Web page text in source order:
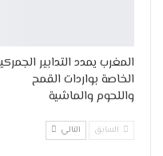
المغرب يمدد التدابير
الخاصة بواردات القمح
واللحوم والماشية
السابق التالي